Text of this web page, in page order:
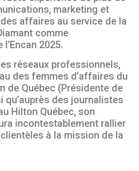
marketing et
affaires au service de la
comme
2025.
réseaux professionnels,
des femmes d’affaires du
de Québec (Présidente de
qu’auprès des journalistes
Hilton Québec, son
incontestablement rallier
à la mission de la